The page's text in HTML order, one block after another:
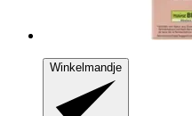
Winkelmandje